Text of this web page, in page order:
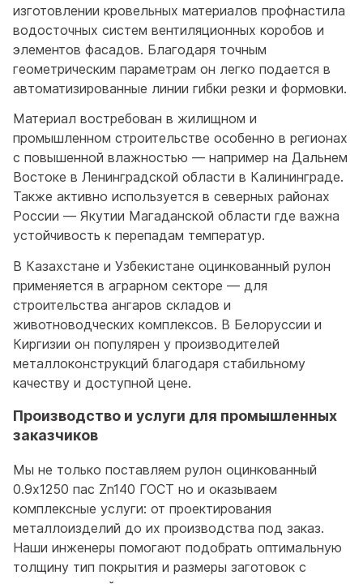
изготовлении кровельных материалов профнастила
водосточных систем вентиляционных коробов и
элементов фасадов. Благодаря точным
геометрическим параметрам он легко подается в
автоматизированные линии гибки резки и формовки.
Материал востребован в жилищном и
промышленном строительстве особенно в регионах
с повышенной влажностью — например на Дальнем
Востоке в Ленинградской области в Калининграде.
Также активно используется в северных районах
России — Якутии Магаданской области где важна
устойчивость к перепадам температур.
В Казахстане и Узбекистане оцинкованный рулон
применяется в аграрном секторе — для
строительства ангаров складов и
животноводческих комплексов. В Белоруссии и
Киргизии он популярен у производителей
металлоконструкций благодаря стабильному
качеству и доступной цене.
Производство и услуги для промышленных
заказчиков
Мы не только поставляем рулон оцинкованный
0.9x1250 пас Zn140 ГОСТ но и оказываем
комплексные услуги: от проектирования
металлоизделий до их производства под заказ.
Наши инженеры помогают подобрать оптимальную
толщину тип покрытия и размеры заготовок с